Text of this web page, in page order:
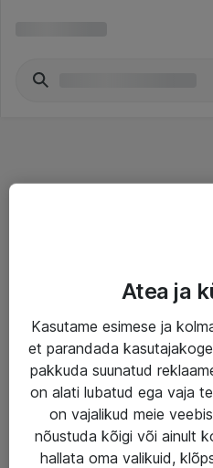
Haldusteenused
Garantii
Turva- ja nõrkvoolulahendused
AS ATEA
Atea ja
Kasutame esimese ja
et parandada
pakkuda suunatud
on alati lubatud ega vaja
on vajalikud meie
nõustuda kõigi või ainult
hallata oma valikuid,